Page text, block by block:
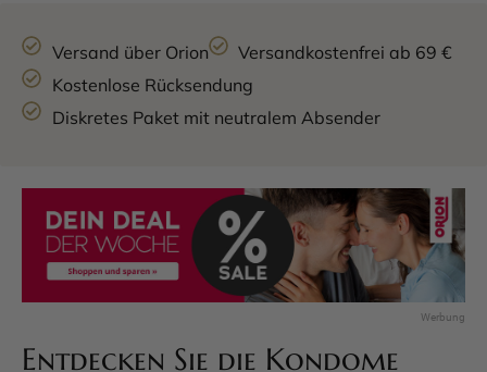
Versand über Orion
Versandkostenfrei ab 69 €
Kostenlose Rücksendung
Diskretes Paket mit neutralem Absender
Entdecken Sie die Kondome